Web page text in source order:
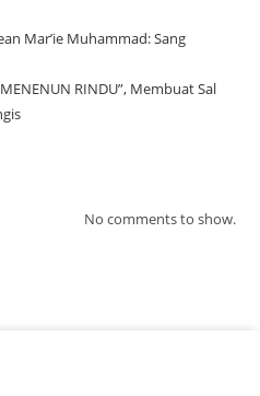
Mar’ie Muhammad: Sang
RINDU”, Membuat Sal
No comments to show.